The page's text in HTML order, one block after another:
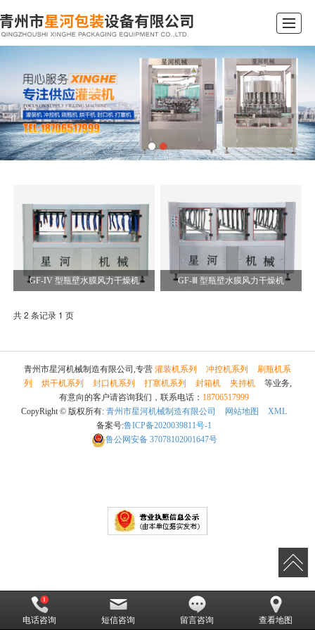
公司简介 企业文化 在线留言
GF-IV 型瓶壁水膜风力干燥机 GF-Ⅲ 型瓶壁水膜风力干燥机
共 2 条记录 1 页
青州市星河机械制造有限公司,专营 灌装机系列 冲控机系列
刷瓶机系
列
烘干机系列 封口机系列 打塞机系列 封箱机 夹持机
等业务,
有意向的客户请咨询我们，联系电话： 18706517999
CopyRight © 版权所有: 青州市星河机械制造有限公司 网站地图
XML
备案号:鲁ICP备2020039811号-1
鲁公网安备37078102001647号
电话咨询 短信咨询 留言咨询 查看地图